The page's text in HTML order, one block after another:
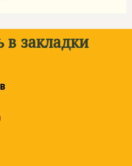
в закладки